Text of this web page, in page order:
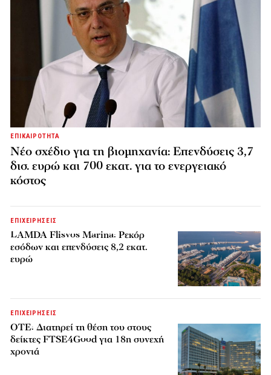
ΕΠΙΚΑΙΡΟΤΗΤΑ
Νέο σχέδιο για τη βιομηχανία: Επενδύσεις 3,7
δισ. ευρώ και 700 εκατ. για το ενεργειακό
κόστος
ΕΠΙΧΕΙΡΗΣΕΙΣ
LAMDA Flisvos Marina: Ρεκόρ
εσόδων και επενδύσεις 8,2 εκατ.
ευρώ
ΕΠΙΧΕΙΡΗΣΕΙΣ
ΟΤΕ: Διατηρεί τη θέση του στους
δείκτες FTSE4Good για 18η συνεχή
χρονιά